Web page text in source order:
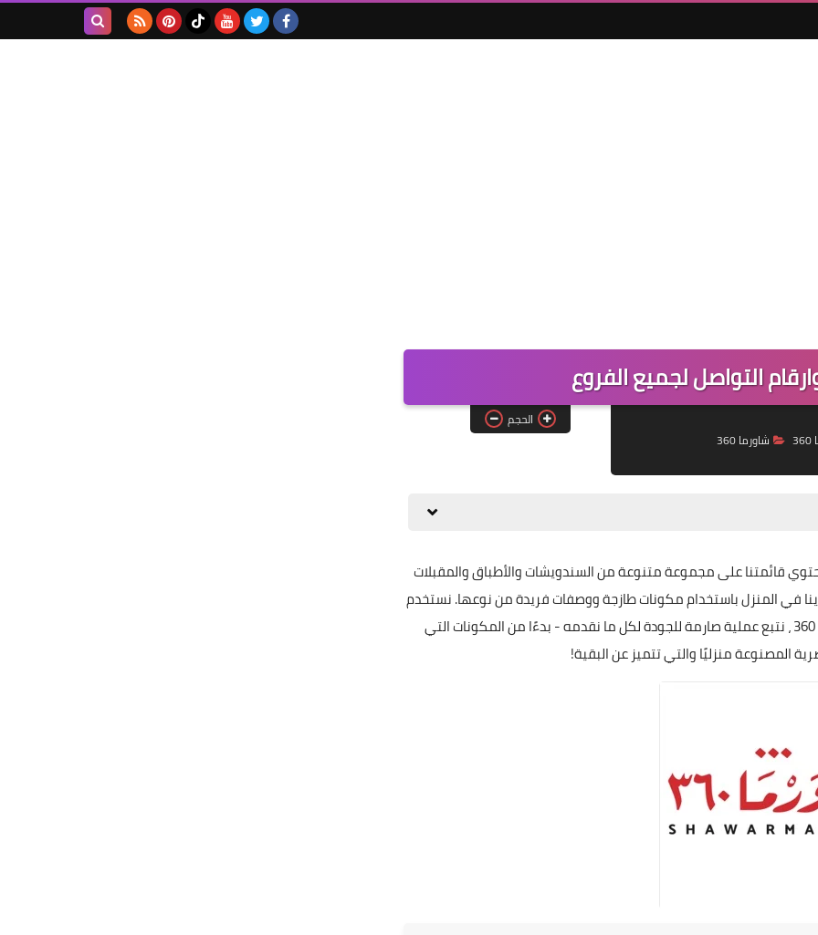
شاورما 360
الحجم
والدجاج. تحتوي قائمتنا على مجموعة متنوعة من السندويشات والأطباق والمقبلات
في المنزل باستخدام مكونات طازجة ووصفات فريدة من نوعها. نستخدم
أجهزة تقطيع متطورة لإضافة بُعد رائع لأطباقنا في شاورما 360 ، نتبع عملية صارمة للجودة لكل ما نقدمه - بدءًا من المكونات التي
المصنوعة منزليًا والتي تتميز عن البقية!